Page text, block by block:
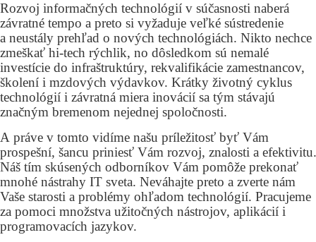
Rozvoj informačných technológií v súčasnosti naberá
závratné tempo a preto si vyžaduje veľké sústredenie
a neustály prehľad o nových technológiách. Nikto nechce
zmeškať hi-tech rýchlik, no dôsledkom sú nemalé
investície do infraštruktúry, rekvalifikácie zamestnancov,
školení i mzdových výdavkov. Krátky životný cyklus
technológií i závratná miera inovácií sa tým stávajú
značným bremenom nejednej spoločnosti.
A práve v tomto vidíme našu príležitosť byť Vám
prospešní, šancu priniesť Vám rozvoj, znalosti a efektivitu.
Náš tím skúsených odborníkov Vám pomôže prekonať
mnohé nástrahy IT sveta. Neváhajte preto a zverte nám
Vaše starosti a problémy ohľadom technológií. Pracujeme
za pomoci množstva užitočných nástrojov, aplikácií i
programovacích jazykov.